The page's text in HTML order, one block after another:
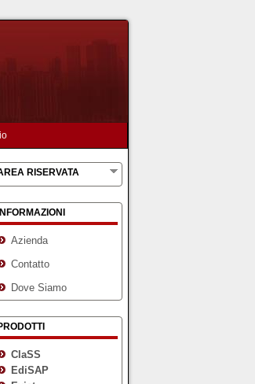
RISERVATA
INFORMAZIONI
Azienda
Contatto
Dove Siamo
ClaSS
EdiSAP